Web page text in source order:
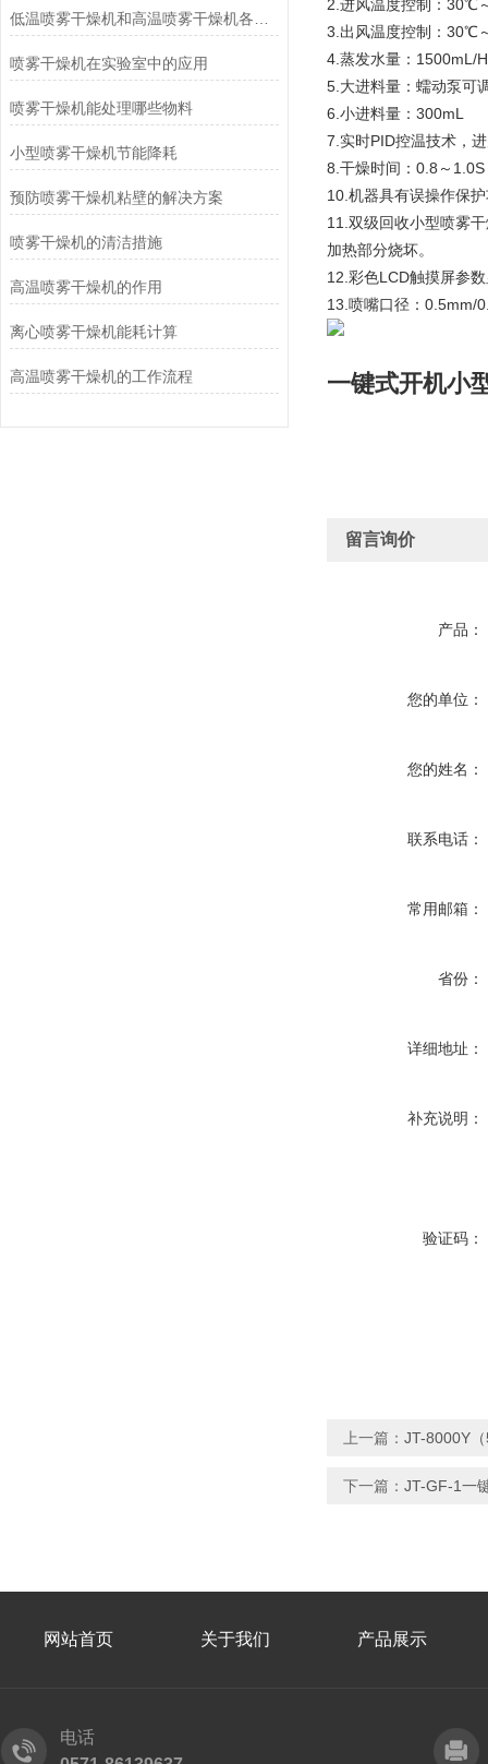
喷雾干燥机在实验室中的应用
喷雾干燥机能处理哪些物料
小型喷雾干燥机节能降耗
预防喷雾干燥机粘壁的解决方案
喷雾干燥机的清洁措施
高温喷雾干燥机的作用
离心喷雾干燥机能耗计算
高温喷雾干燥机的工作流程
2.进风温度控制：30℃
3.出风温度控制：30℃
4.蒸发水量：1500mL/
5.大进料量：蠕动泵可
6.小进料量：300mL
7.实时PID控温技术，
8.干燥时间：0.8～1.0S
10.机器具有误操作保
11.双级回收小型喷雾
加热部分烧坏。
12.彩色LCD触摸屏参
13.喷嘴口径：0.5mm/
一键式开机小
留言询价
产品：
您的单位：
您的姓名：
联系电话：
常用邮箱：
省份：
详细地址：
补充说明：
验证码：
上一篇： JT-8000Y
下一篇： JT-GF-1一
网站首页 关于我们 产品展示
电话